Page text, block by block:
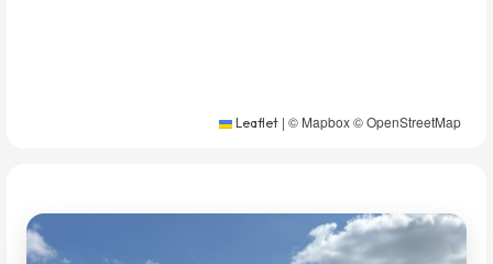
Leaflet | © Mapbox © OpenStreetMap